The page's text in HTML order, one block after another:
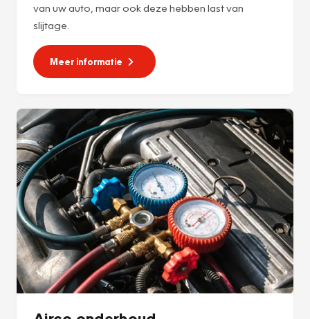
van uw auto, maar ook deze hebben last van
slijtage.
Meer informatie